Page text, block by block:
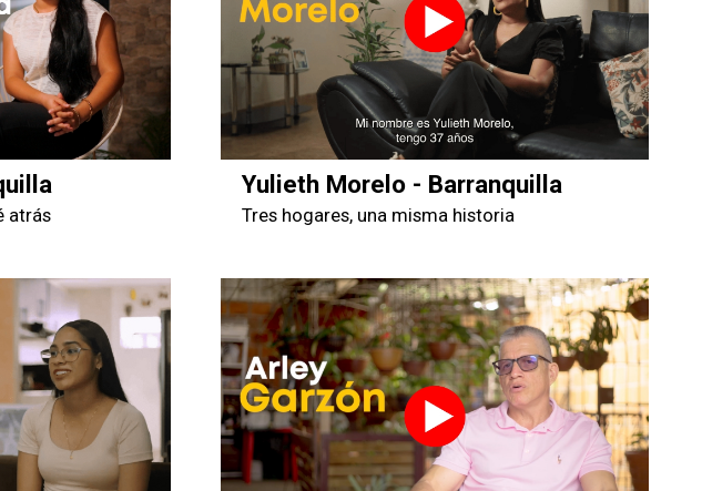
atrás
Yulieth Morelo - Barranquilla
Tres hogares, una misma historia